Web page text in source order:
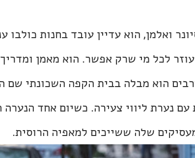
ואלמן, הוא עדיין עובד בחנות כולבו
לכל מי שרק אפשר. הוא מאמן
הוא מבלה בבית הקפה השכונתי שם
עם נערת ליווי צעירה. כשיום אחד
שלה ששייכים למאפיה הרוסית.